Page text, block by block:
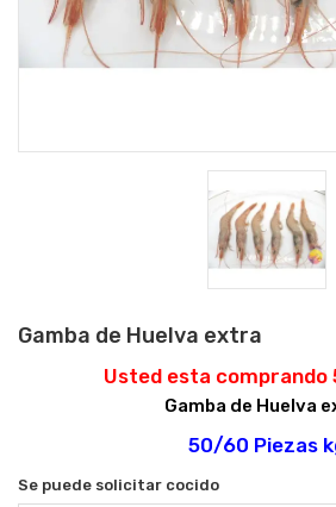
Gamba de Huelva extra
Usted esta comprando
Gamba de Huelva
50/60 Piezas
Se puede solicitar cocido